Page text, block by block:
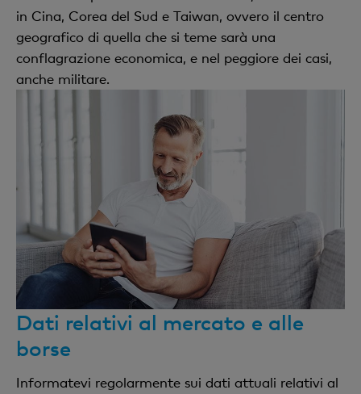
in Cina, Corea del Sud e Taiwan, ovvero il centro
geografico di quella che si teme sarà una
conflagrazione economica, e nel peggiore dei casi,
anche militare.
Dati relativi al mercato e alle
borse
Informatevi regolarmente sui dati attuali relativi al